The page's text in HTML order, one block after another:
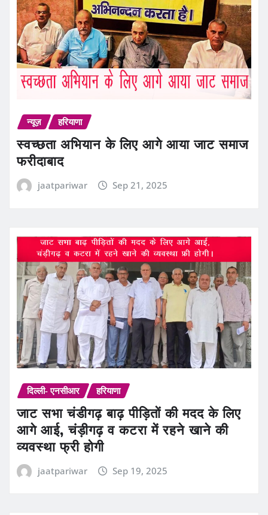
न्यूज़ हरियाणा
स्वच्छता अभियान के लिए आगे आया जाट समाज
फरीदाबाद
jaatpariwar Sep 21, 2025
दिल्ली- एनसीआर हरियाणा
जाट सभा चंडीगढ़ बाढ़ पीड़ितों की मदद के लिए
आगे आई, चंड़ीगढ़ व कटरा में रहने खाने की
व्यवस्था फ्री होगी
jaatpariwar Sep 19, 2025